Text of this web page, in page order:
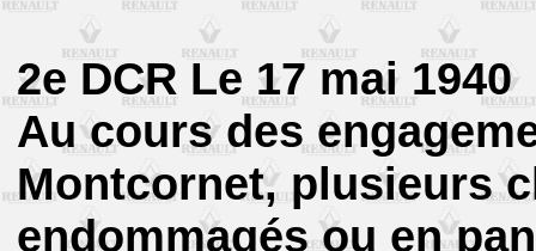
2e DCR Le 17 mai 1940
Au cours des
Montcornet, plusieurs
endommagés ou en